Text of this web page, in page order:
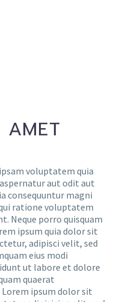
AMET
voluptatem quia
aut odit aut
consequuntur magni
ratione voluptatem
Neque porro quisquam
ipsum quia dolor sit
adipisci velit, sed
eius modi
ut labore et dolore
quaerat
ipsum dolor sit